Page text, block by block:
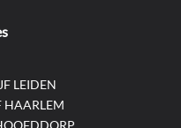
LEIDEN
HAARLEM